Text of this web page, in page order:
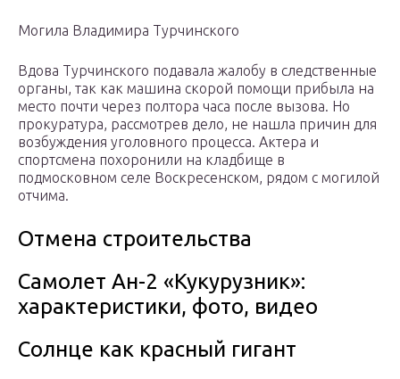
Могила Владимира Турчинского
Вдова Турчинского подавала жалобу в следственные
органы, так как машина скорой помощи прибыла на
место почти через полтора часа после вызова. Но
прокуратура, рассмотрев дело, не нашла причин для
возбуждения уголовного процесса. Актера и
спортсмена похоронили на кладбище в
подмосковном селе Воскресенском, рядом с могилой
отчима.
Отмена строительства
Самолет Ан-2 «Кукурузник»:
характеристики, фото, видео
Солнце как красный гигант